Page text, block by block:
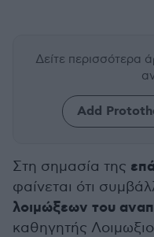
Δείτε περισσότερα
Add
Στη σημασία της
φαίνεται ότι
λοιμώξεων του
καθηγητής